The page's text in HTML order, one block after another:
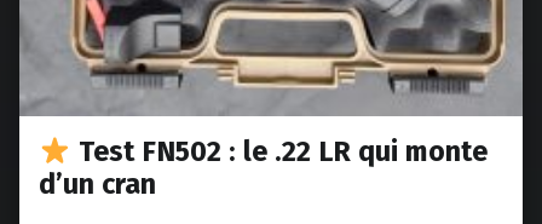
Test FN502 : le .22 LR qui monte
d’un cran